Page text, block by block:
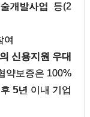
개발사업 등(2
여
신용지원 우대
약보증은 100%
5년 이내 기업